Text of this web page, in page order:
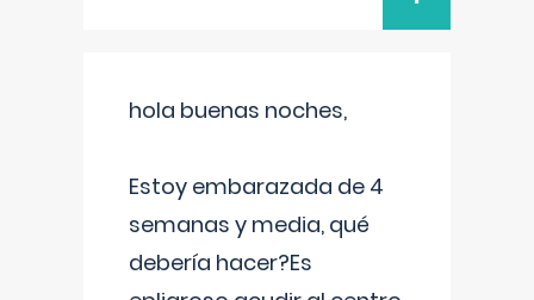
hola buenas noches,
Estoy embarazada de 4
semanas y media, qué
debería hacer?Es